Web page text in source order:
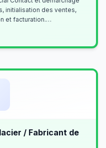
initialisation des ventes,
et facturation.
/ Fabricant de